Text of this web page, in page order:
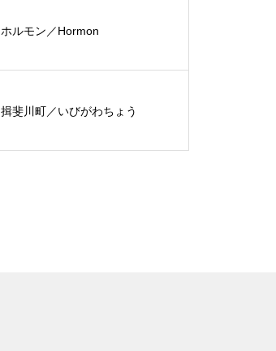
ホルモン／Hormon
揖斐川町／いびがわちょう